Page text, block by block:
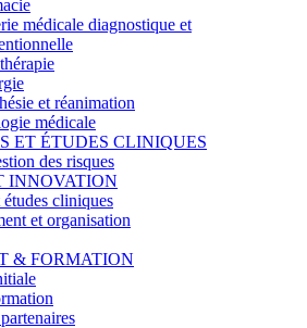
médicale diagnostique et
et réanimation
médicale
ET ÉTUDES CLINIQUES
des risques
INNOVATION
études cliniques
et organisation
& FORMATION